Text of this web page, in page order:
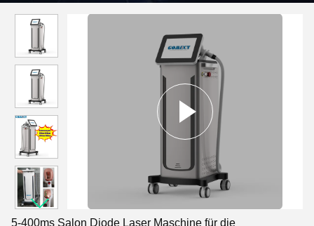
5-400ms Salon Diode Laser Maschine für die